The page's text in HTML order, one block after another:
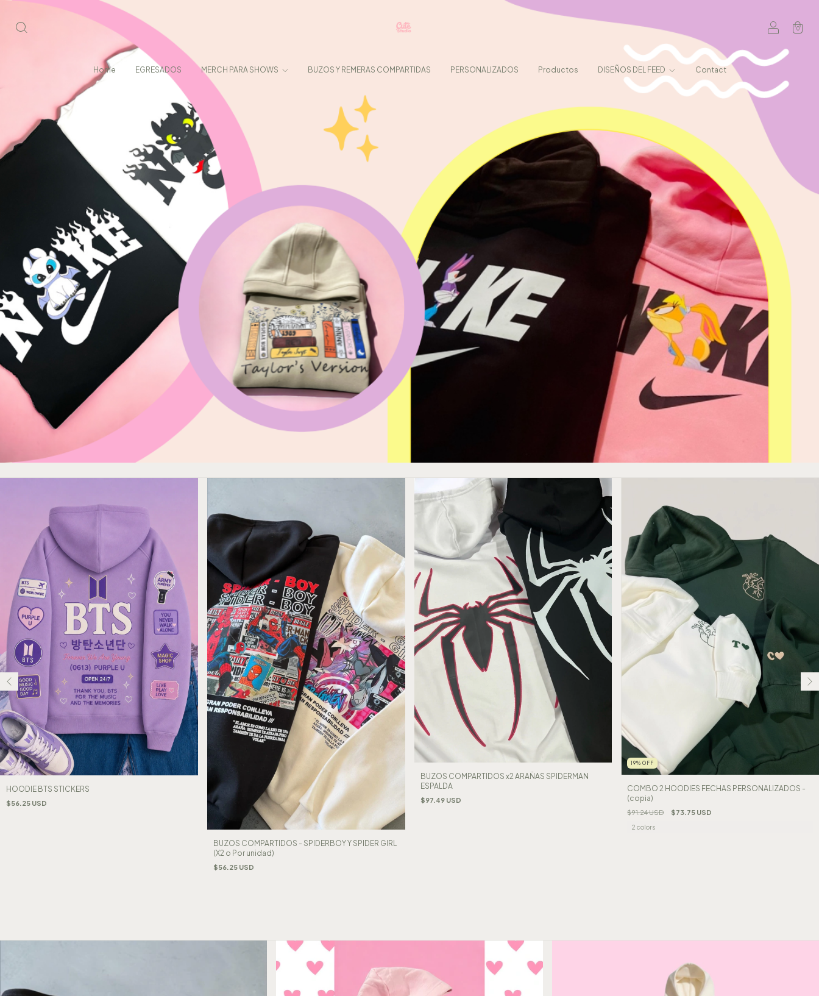
0
Home EGRESADOS MERCH PARA SHOWS BUZOS Y REMERAS COMPARTIDAS PERSONALIZADOS Productos DISEÑOS DEL FEED Contact
HOODIE BTS STICKERS
$56.25 USD
BUZOS COMPARTIDOS - SPIDERBOY Y SPIDER GIRL
(X2 o Por unidad)
$56.25 USD
BUZOS COMPARTIDOS x2 ARAÑAS SPIDERMAN
ESPALDA
$97.49 USD
19%OFF
COMBO 2 HOODIES FECHAS PERSONALIZADOS -
(copia)
$91.24 USD $73.75 USD
2 colors